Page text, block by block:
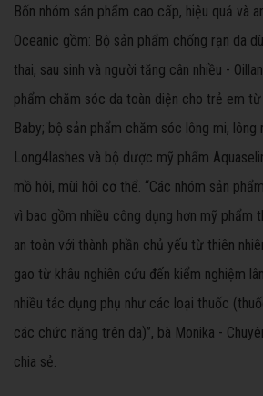
Bốn nhóm sản phẩm cao cấp, hiệu quả và
Oceanic gồm: Bộ sản phẩm chống rạn da
thai, sau sinh và người tăng cân nhiều -
phẩm chăm sóc da toàn diện cho trẻ em
Baby; bộ sản phẩm chăm sóc lông mi, lông
Long4lashes và bộ dược mỹ phẩm
mồ hôi, mùi hôi cơ thể. “Các nhóm sản
vì bao gồm nhiều công dụng hơn mỹ phẩm
an toàn với thành phần chủ yếu từ thiên
gao từ khâu nghiên cứu đến kiểm nghiệm
nhiều tác dụng phụ như các loại thuốc
các chức năng trên da)”, bà Monika -
chia sẻ.